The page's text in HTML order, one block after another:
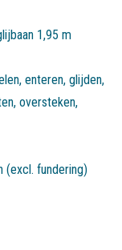
1,95 m
, enteren, glijden,
, oversteken,
(excl. fundering)